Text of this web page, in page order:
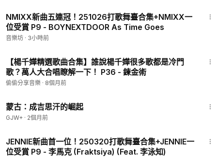
NMIXX新曲五連冠！251026打歌舞臺合集+NMIXX一
位受賞 P9 - BOYNEXTDOOR As Time Goes
音樂坊 · 3小時前
【楊千嬅精選歌曲合集】誰說楊千嬅很多歌都是冷門
歌？萬人大合唱瞭解一下！ P36 - 鍊金術
偷偷分享音樂 · 8個月前
蒙古：成吉思汗的崛起
GJW+ · 2個月前
JENNIE新曲首一位！250320打歌舞臺合集+JENNIE一
位受賞 P9 - 李馬克 (Fraktsiya) (Feat. 李泳知)